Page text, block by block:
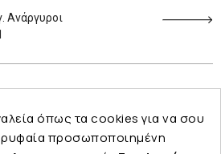
Ανάργυροι
όπως τα cookies για να σου
προσωποποιημένη